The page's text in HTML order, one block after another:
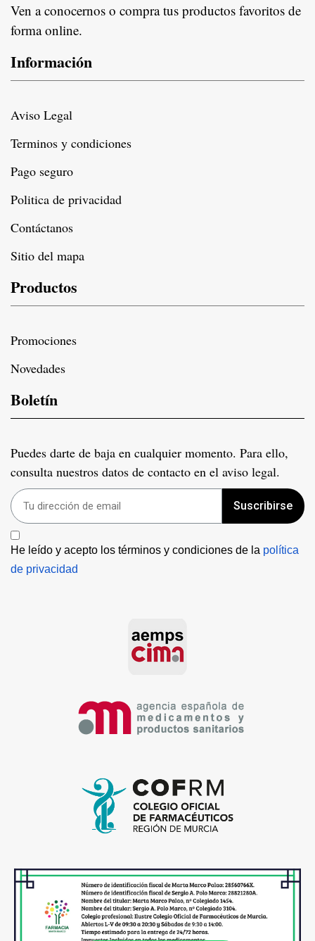
Ven a conocernos o compra tus productos favoritos de
forma online.
Información
Aviso Legal
Terminos y condiciones
Pago seguro
Politica de privacidad
Contáctanos
Sitio del mapa
Productos
Promociones
Novedades
Boletín
Puedes darte de baja en cualquier momento. Para ello,
consulta nuestros datos de contacto en el aviso legal.
Suscribirse
He leído y acepto los términos y condiciones de la política
de privacidad